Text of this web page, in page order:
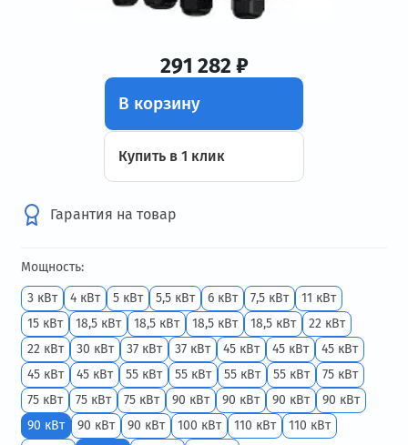
291 282 ₽
В корзину
Купить в 1 клик
Гарантия на товар
Мощность:
3 кВт
4 кВт 5 кВт 5,5 кВт 6 кВт 7,5 кВт
11 кВт
15 кВт
18,5 кВт 18,5 кВт 18,5 кВт 18,5 кВт
22 кВт
22 кВт
30 кВт 37 кВт 37 кВт 45 кВт 45 кВт
45 кВт
45 кВт
45 кВт 55 кВт 55 кВт 55 кВт 55 кВт
75 кВт
75 кВт
75 кВт 75 кВт 90 кВт 90 кВт 90 кВт
90 кВт
90 кВт
90 кВт 90 кВт 100 кВт 110 кВт
110 кВт